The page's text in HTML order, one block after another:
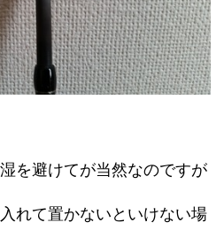
を避けてが当然なのですが
れて置かないといけない場